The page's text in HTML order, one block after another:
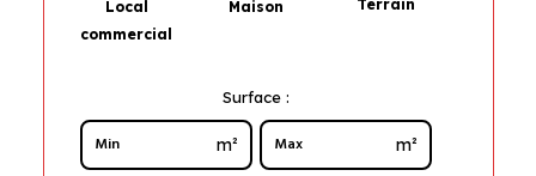
Local
commercial
Maison Terrain
Surface :
m² m²